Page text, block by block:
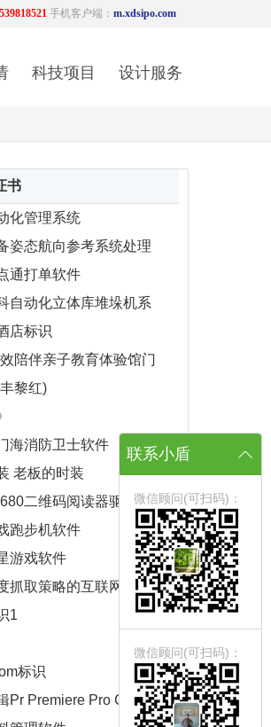
手机客户端： m.xdsipo.com
设计服务
科技项目
联系小盾
微信顾问(可扫码)：
微信顾问(可扫码)：
书
化管理系统
姿态航向参考系统处理
通打单软件
自动化立体库堆垛机系
店标识
陪伴亲子教育体验馆门
黎红)
海消防卫士软件
老板的时装
二维码阅读器驱动软
跑步机软件
游戏软件
抓取策略的互联网信息
1
标识
Pr Premiere Pro CS4